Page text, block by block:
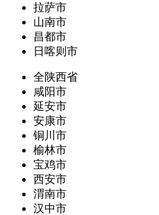
拉萨市
山南市
昌都市
日喀则市
全陕西省
咸阳市
延安市
安康市
铜川市
榆林市
宝鸡市
西安市
渭南市
汉中市